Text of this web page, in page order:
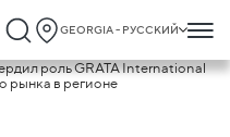
GEORGIA - РУССКИЙ